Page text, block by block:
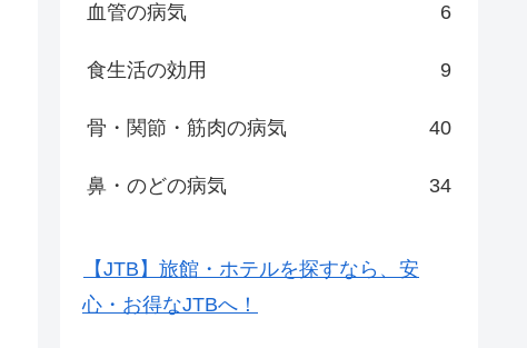
血管の病気 6
食生活の効用 9
骨・関節・筋肉の病気 40
鼻・のどの病気 34
【JTB】旅館・ホテルを探すなら、安
心・お得なJTBへ！